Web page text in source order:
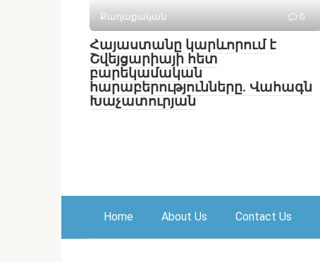
Քաղաքական 0
Հայաստանը կարևորում է
Շվեյցարիայի հետ
բարեկամական
հարաբերությունները. Վահագն
Խաչատուրյան
Home About Us Contact Us